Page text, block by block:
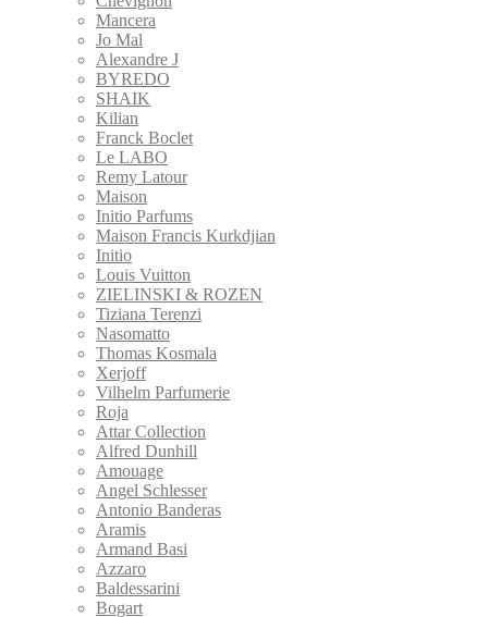
Mancera
Jo Mal
Alexandre J
BYREDO
SHAIK
Kilian
Franck Boclet
Le LABO
Remy Latour
Maison
Initio Parfums
Maison Francis Kurkdjian
Initio
Louis Vuitton
ZIELINSKI & ROZEN
Tiziana Terenzi
Nasomatto
Thomas Kosmala
Xerjoff
Vilhelm Parfumerie
Roja
Attar Collection
Alfred Dunhill
Amouage
Angel Schlesser
Antonio Banderas
Aramis
Armand Basi
Azzaro
Baldessarini
Bogart